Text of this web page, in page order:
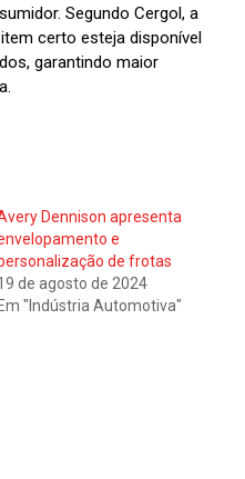
Segundo Cergol, a
certo esteja disponível
garantindo maior
Dennison apresenta
e
de frotas
de agosto de 2024
Em "Indústria Automotiva"